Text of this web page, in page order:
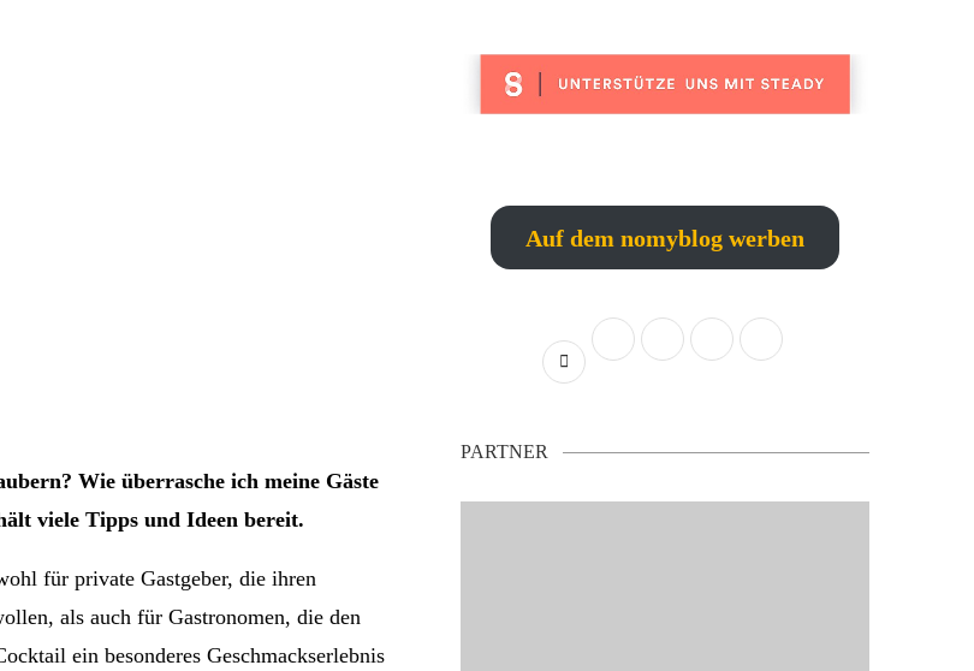
Wie überrasche ich meine Gäste
viele Tipps und Ideen bereit.
für private Gastgeber, die ihren
als auch für Gastronomen, die den
ein besonderes Geschmackserlebnis
Auf dem nomyblog werben
PARTNER